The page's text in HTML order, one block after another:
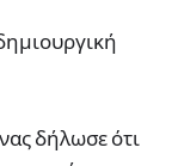
δήλωσε ότι